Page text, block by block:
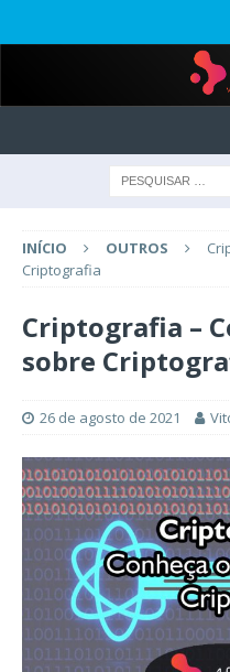
INÍCIO OUTROS
Criptografia
Criptografia –
sobre
26 de agosto de 2021